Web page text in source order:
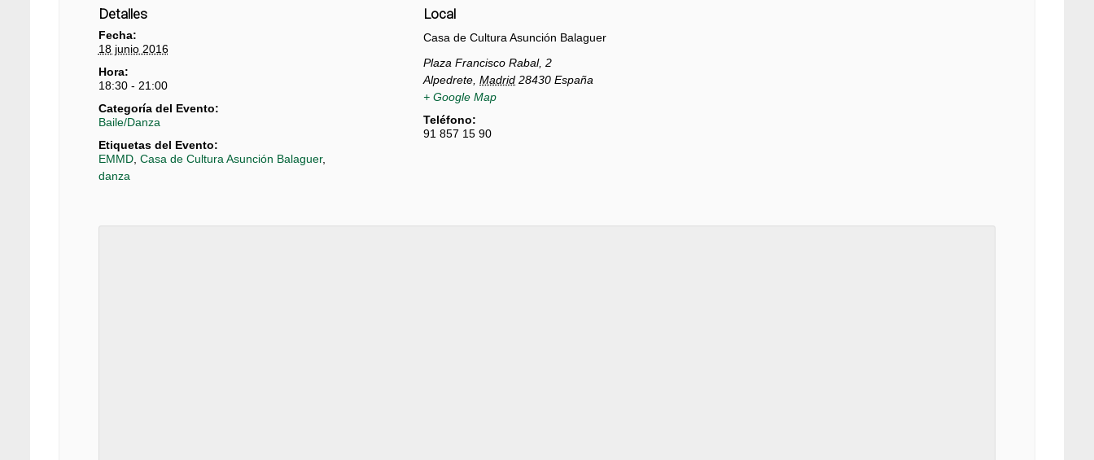
Detalles
Fecha:
18 junio 2016
Hora:
18:30 - 21:00
Categoría del Evento:
Baile/Danza
Etiquetas del Evento:
EMMD, Casa de Cultura Asunción Balaguer,
danza
Local
Casa de Cultura Asunción Balaguer
Plaza Francisco Rabal, 2
Alpedrete Madrid 28430España
+ Google Map
Teléfono:
91 857 15 90